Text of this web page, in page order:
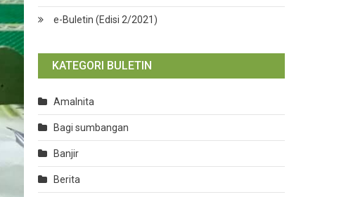
e-Buletin (Edisi 2/2021)
KATEGORI BULETIN
Amalnita
Bagi sumbangan
Banjir
Berita